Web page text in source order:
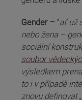
Gender – "ať už
nebo žena –
sociální
soubor
(odkaz je externí)
výsledkem
to i v případě
znovu definovat